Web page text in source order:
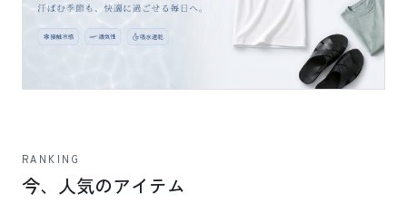
RANKING
今、人気のアイテム